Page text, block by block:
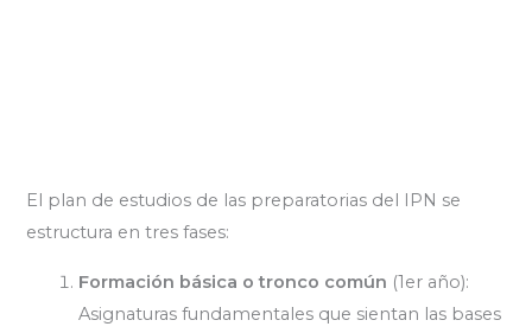
El plan de estudios de las preparatorias del IPN se
estructura en tres fases:
Formación básica o tronco común (1er año):
Asignaturas fundamentales que sientan las bases